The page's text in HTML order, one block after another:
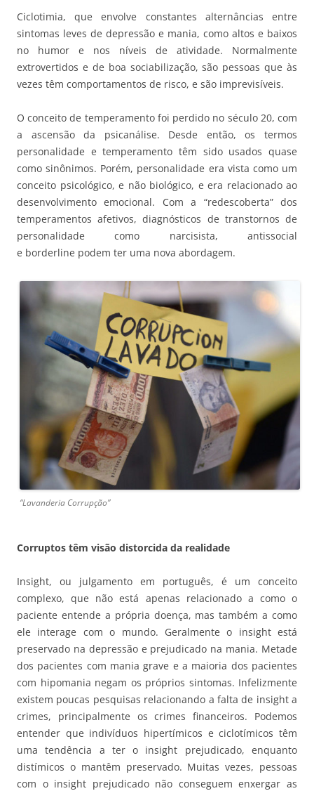
Ciclotimia, que envolve constantes alternâncias entre
sintomas leves de depressão e mania, como altos e baixos
no humor e nos níveis de atividade. Normalmente
extrovertidos e de boa sociabilização, são pessoas que às
vezes têm comportamentos de risco, e são imprevisíveis.
O conceito de temperamento foi perdido no século 20, com
a ascensão da psicanálise. Desde então, os termos
personalidade e temperamento têm sido usados quase
como sinônimos. Porém, personalidade era vista como um
conceito psicológico, e não biológico, e era relacionado ao
desenvolvimento emocional. Com a “redescoberta” dos
temperamentos afetivos, diagnósticos de transtornos de
personalidade como narcisista, antissocial
e borderline podem ter uma nova abordagem.
“Lavanderia Corrupção”
Corruptos têm visão distorcida da realidade
Insight, ou julgamento em português, é um conceito
complexo, que não está apenas relacionado a como o
paciente entende a própria doença, mas também a como
ele interage com o mundo. Geralmente o insight está
preservado na depressão e prejudicado na mania. Metade
dos pacientes com mania grave e a maioria dos pacientes
com hipomania negam os próprios sintomas. Infelizmente
existem poucas pesquisas relacionando a falta de insight a
crimes, principalmente os crimes financeiros. Podemos
entender que indivíduos hipertímicos e ciclotímicos têm
uma tendência a ter o insight prejudicado, enquanto
distímicos o mantêm preservado. Muitas vezes, pessoas
com o insight prejudicado não conseguem enxergar as